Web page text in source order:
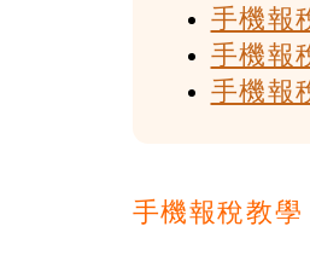
手機報
手機報
手機報
手機報稅教